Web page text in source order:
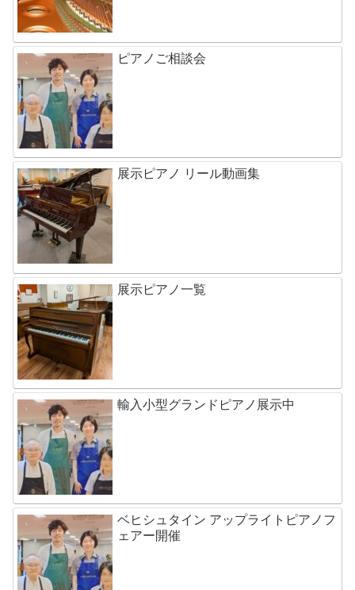
ピアノご相談会
展示ピアノ リール動画集
展示ピアノ一覧
輸入小型グランドピアノ展示中
ベヒシュタイン アップライトピアノフ
ェアー開催